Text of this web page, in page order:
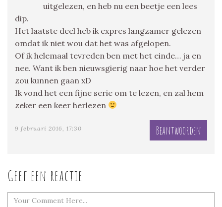
uitgelezen, en heb nu een beetje een lees
dip.
Het laatste deel heb ik expres langzamer gelezen
omdat ik niet wou dat het was afgelopen.
Of ik helemaal tevreden ben met het einde… ja en
nee. Want ik ben nieuwsgierig naar hoe het verder
zou kunnen gaan xD
Ik vond het een fijne serie om te lezen, en zal hem
zeker een keer herlezen
9 februari 2016, 17:30 Beantwoorden
Geef een reactie